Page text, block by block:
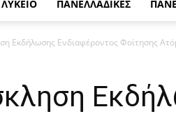
ΛΥΚΕΙΟ ΠΑΝΕΛΛΑΔΙΚΕΣ
Εκδήλωσης Ενδιαφέροντος Φοίτησης